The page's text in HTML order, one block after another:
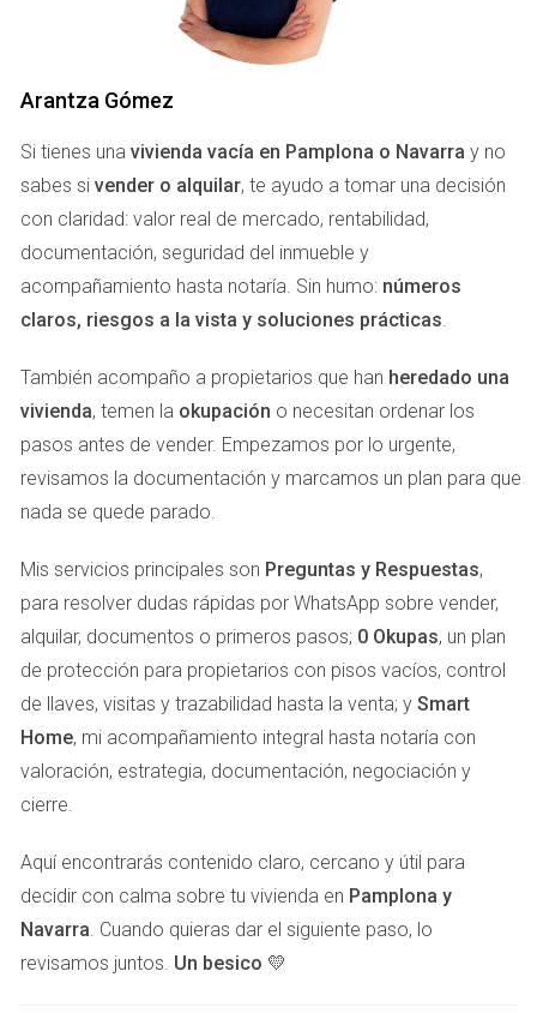
El apego emocional hacia un piso heredado en Pamplona
puede ser profundo y complejo. Cada rincón del hogar
conversaciones en la cocina hasta las celebraciones en el
salón. Este apego no solo se basa en lo físico; está
vividas. Es natural sentir nostalgia por esos momentos,
pero este apego puede nublar el juicio y dificultar la
evaluación objetiva del estado actual del inmueble. Los
propietarios suelen experimentar una lucha interna entre el
deseo de mantener viva la memoria familiar y la realidad
económica del mantenimiento del piso. Esta situación
puede llevar a una parálisis emocional que impide cualquier
avance hacia una decisión clara. La carga emocional
responsabilidad abrumadora, haciendo que cada opción
parezca una traición a los recuerdos que tanto valor tienen.
EL MIEDO A TRAICIONAR
RECUERDOS
El miedo a "traicionar" los recuerdos familiares es un
sentimiento común entre quienes heredan propiedades en
generar angustia, ya que muchos temen que hacerlo
signifique dejar atrás una parte importante de su historia
familiar. Este temor puede intensificarse cuando se
considera la posibilidad de que otros no valoren el
Arantza Gómez
Si tienes una vivienda vacía en Pamplona o Navarra y no
sabes si vender o alquilar, te ayudo a tomar una decisión
con claridad: valor real de mercado, rentabilidad,
documentación, seguridad del inmueble y
acompañamiento hasta notaría. Sin humo: números
claros, riesgos a la vista y soluciones prácticas.
También acompaño a propietarios que han heredado una
vivienda, temen la okupación o necesitan ordenar los
pasos antes de vender. Empezamos por lo urgente,
revisamos la documentación y marcamos un plan para que
nada se quede parado.
Mis servicios principales son Preguntas y Respuestas,
para resolver dudas rápidas por WhatsApp sobre vender,
alquilar, documentos o primeros pasos; 0 Okupas, un plan
de protección para propietarios con pisos vacíos, control
de llaves, visitas y trazabilidad hasta la venta; y Smart
Home, mi acompañamiento integral hasta notaría con
valoración, estrategia, documentación, negociación y
cierre.
Aquí encontrarás contenido claro, cercano y útil para
decidir con calma sobre tu vivienda en Pamplona y
Navarra. Cuando quieras dar el siguiente paso, lo
revisamos juntos. Un besico 💛